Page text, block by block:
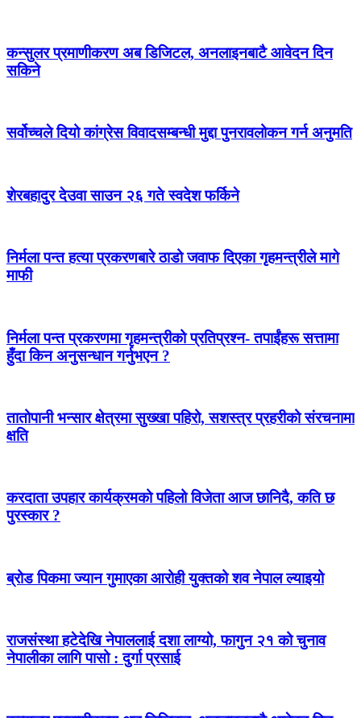
कन्सुलर प्रमाणीकरण अब डिजिटल, अनलाइनबाटै आवेदन दिन
सकिने
सर्वोच्चले दियो कांग्रेस विवादसम्बन्धी मुद्दा पुनरावलोकन गर्न अनुमति
शेरबहादुर देउवा साउन २६ गते स्वदेश फर्किने
निर्मला पन्त हत्या प्रकरणबारे ठाडो जवाफ दिएका गृहमन्त्रीले मागे
माफी
निर्मला पन्त प्रकरणमा गृहमन्त्रीको प्रतिप्रश्न- तपाईंहरू सत्तामा
हुँदा किन अनुसन्धान गर्नुभएन ?
तातोपानी भन्सार क्षेत्रमा सुख्खा पहिरो, सशस्त्र प्रहरीको संरचनामा
क्षति
करदाता उपहार कार्यक्रमको पहिलो विजेता आज छानिदै, कति छ
पुरस्कार ?
ब्रोड पिकमा ज्यान गुमाएका आरोही युक्तको शव नेपाल ल्याइयो
राजसंस्था हटेदेखि नेपाललाई दशा लाग्यो, फागुन २१ को चुनाव
नेपालीका लागि पासो : दुर्गा प्रसाई